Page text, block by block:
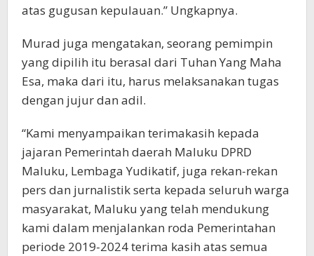
atas gugusan kepulauan.” Ungkapnya.
Murad juga mengatakan, seorang pemimpin
yang dipilih itu berasal dari Tuhan Yang Maha
Esa, maka dari itu, harus melaksanakan tugas
dengan jujur dan adil.
“Kami menyampaikan terimakasih kepada
jajaran Pemerintah daerah Maluku DPRD
Maluku, Lembaga Yudikatif, juga rekan-rekan
pers dan jurnalistik serta kepada seluruh warga
masyarakat, Maluku yang telah mendukung
kami dalam menjalankan roda Pemerintahan
periode 2019-2024 terima kasih atas semua